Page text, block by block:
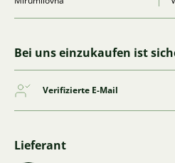
Bei uns einzukaufen ist
Verifizierte E-Mail
Lieferant